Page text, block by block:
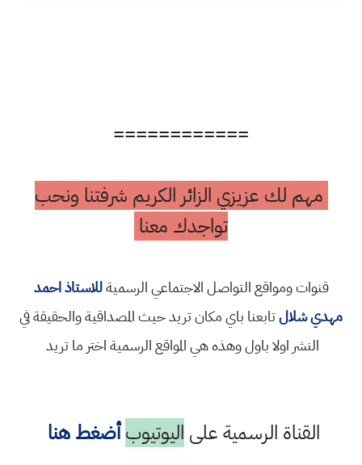
============
مهم لك عزيزي الزائر الكريم شرفتنا ونحب
تواجدك معنا
قنوات ومواقع التواصل الاجتماعي الرسميةللاستاذ احمد
مهدي شلالتابعنا باي مكان تريد حيث المصداقية والحقيقة في
النشر اولا باول وهذه هي المواقع الرسمية اختر ما تريد
القناة الرسمية على اليوتيوب أضغط هنا